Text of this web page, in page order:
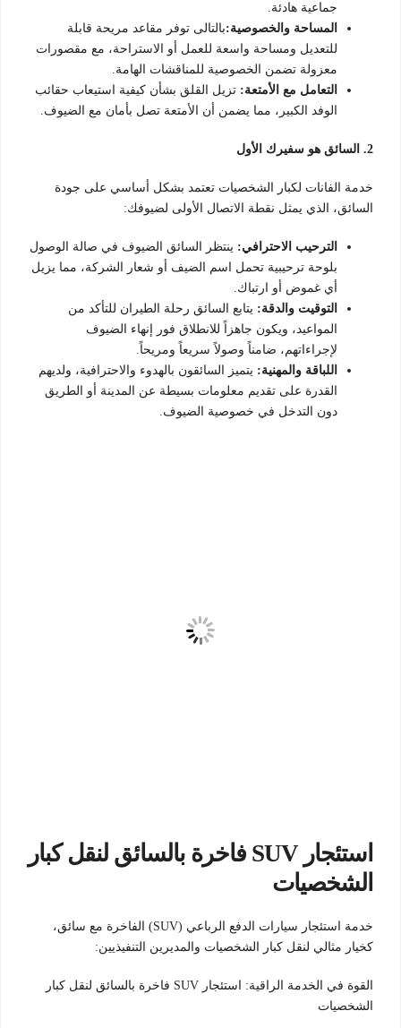
جماعية هادئة.
المساحة والخصوصية:بالتالى توفر مقاعد مريحة قابلة
للتعديل ومساحة واسعة للعمل أو الاستراحة، مع مقصورات
معزولة تضمن الخصوصية للمناقشات الهامة.
التعامل مع الأمتعة: تزيل القلق بشأن كيفية استيعاب حقائب
الوفد الكبير، مما يضمن أن الأمتعة تصل بأمان مع الضيوف.
2. السائق هو سفيرك الأول
خدمة الفانات لكبار الشخصيات تعتمد بشكل أساسي على جودة
السائق، الذي يمثل نقطة الاتصال الأولى لضيوفك:
الترحيب الاحترافي: ينتظر السائق الضيوف في صالة الوصول
بلوحة ترحيبية تحمل اسم الضيف أو شعار الشركة، مما يزيل
أي غموض أو ارتباك.
التوقيت والدقة: يتابع السائق رحلة الطيران للتأكد من
المواعيد، ويكون جاهزاً للانطلاق فور إنهاء الضيوف
لإجراءاتهم، ضامناً وصولاً سريعاً ومريحاً.
اللباقة والمهنية: يتميز السائقون بالهدوء والاحترافية، ولديهم
القدرة على تقديم معلومات بسيطة عن المدينة أو الطريق
دون التدخل في خصوصية الضيوف.
استئجار SUV فاخرة بالسائق لنقل كبار
الشخصيات
خدمة استئجار سيارات الدفع الرباعي (SUV) الفاخرة مع سائق،
كخيار مثالي لنقل كبار الشخصيات والمديرين التنفيذيين:
القوة في الخدمة الراقية: استئجار SUV فاخرة بالسائق لنقل كبار
الشخصيات